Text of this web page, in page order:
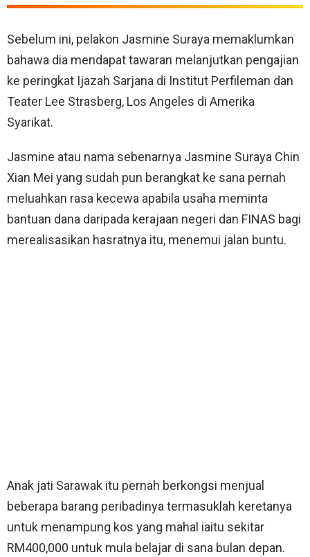
Sebelum ini, pelakon Jasmine Suraya memaklumkan
bahawa dia mendapat tawaran melanjutkan pengajian
ke peringkat Ijazah Sarjana di Institut Perfileman dan
Teater Lee Strasberg, Los Angeles di Amerika
Syarikat.
Jasmine atau nama sebenarnya Jasmine Suraya Chin
Xian Mei yang sudah pun berangkat ke sana pernah
meluahkan rasa kecewa apabila usaha meminta
bantuan dana daripada kerajaan negeri dan FINAS bagi
merealisasikan hasratnya itu, menemui jalan buntu.
Anak jati Sarawak itu pernah berkongsi menjual
beberapa barang peribadinya termasuklah keretanya
untuk menampung kos yang mahal iaitu sekitar
RM400,000 untuk mula belajar di sana bulan depan.